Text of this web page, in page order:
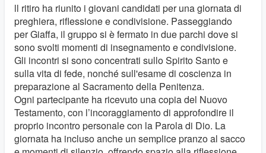
ll ritiro ha riunito i giovani candidati per una giornata di
preghiera, riflessione e condivisione. Passeggiando
per Giaffa, il gruppo si è fermato in due parchi dove si
sono svolti momenti di insegnamento e condivisione.
Gli incontri si sono concentrati sullo Spirito Santo e
sulla vita di fede, nonché sull'esame di coscienza in
preparazione al Sacramento della Penitenza.
Ogni partecipante ha ricevuto una copia del Nuovo
Testamento, con l’incoraggiamento di approfondire il
proprio incontro personale con la Parola di Dio. La
giornata ha incluso anche un semplice pranzo al sacco